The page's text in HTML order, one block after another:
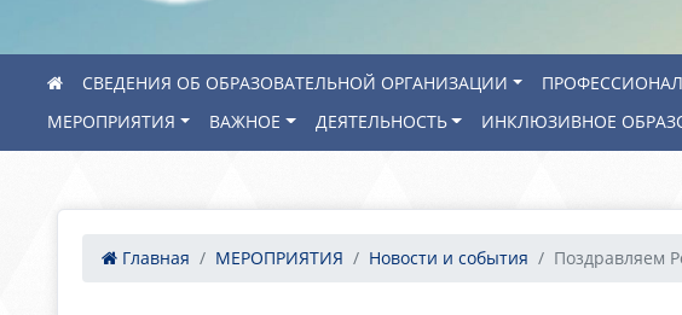
СВЕДЕНИЯ ОБ ОБРАЗОВАТЕЛЬНОЙ ОРГАНИЗАЦИИ
МЕРОПРИЯТИЯ
ВАЖНОЕ ДЕЯТЕЛЬНОСТЬ ИНКЛЮЗИВНОЕ
Главная МЕРОПРИЯТИЯ Новости и события Поздравляем